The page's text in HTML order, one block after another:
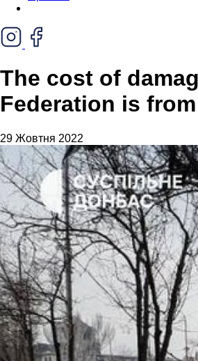
The cost of
Federation is
29 Жовтня 2022